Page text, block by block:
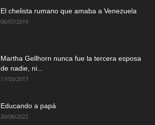
El chelista rumano que amaba a Venezuela
06/07/2019
Martha Gellhorn nunca fue la tercera esposa
de nadie, ni...
17/03/2017
Educando a papá
20/06/2022